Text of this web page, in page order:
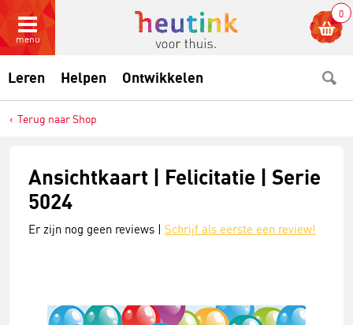
menu
0
Leren Helpen Ontwikkelen
Terug naar Shop
Ansichtkaart | Felicitatie | Serie
5024
Er zijn nog geen reviews | Schrijf als eerste een review!